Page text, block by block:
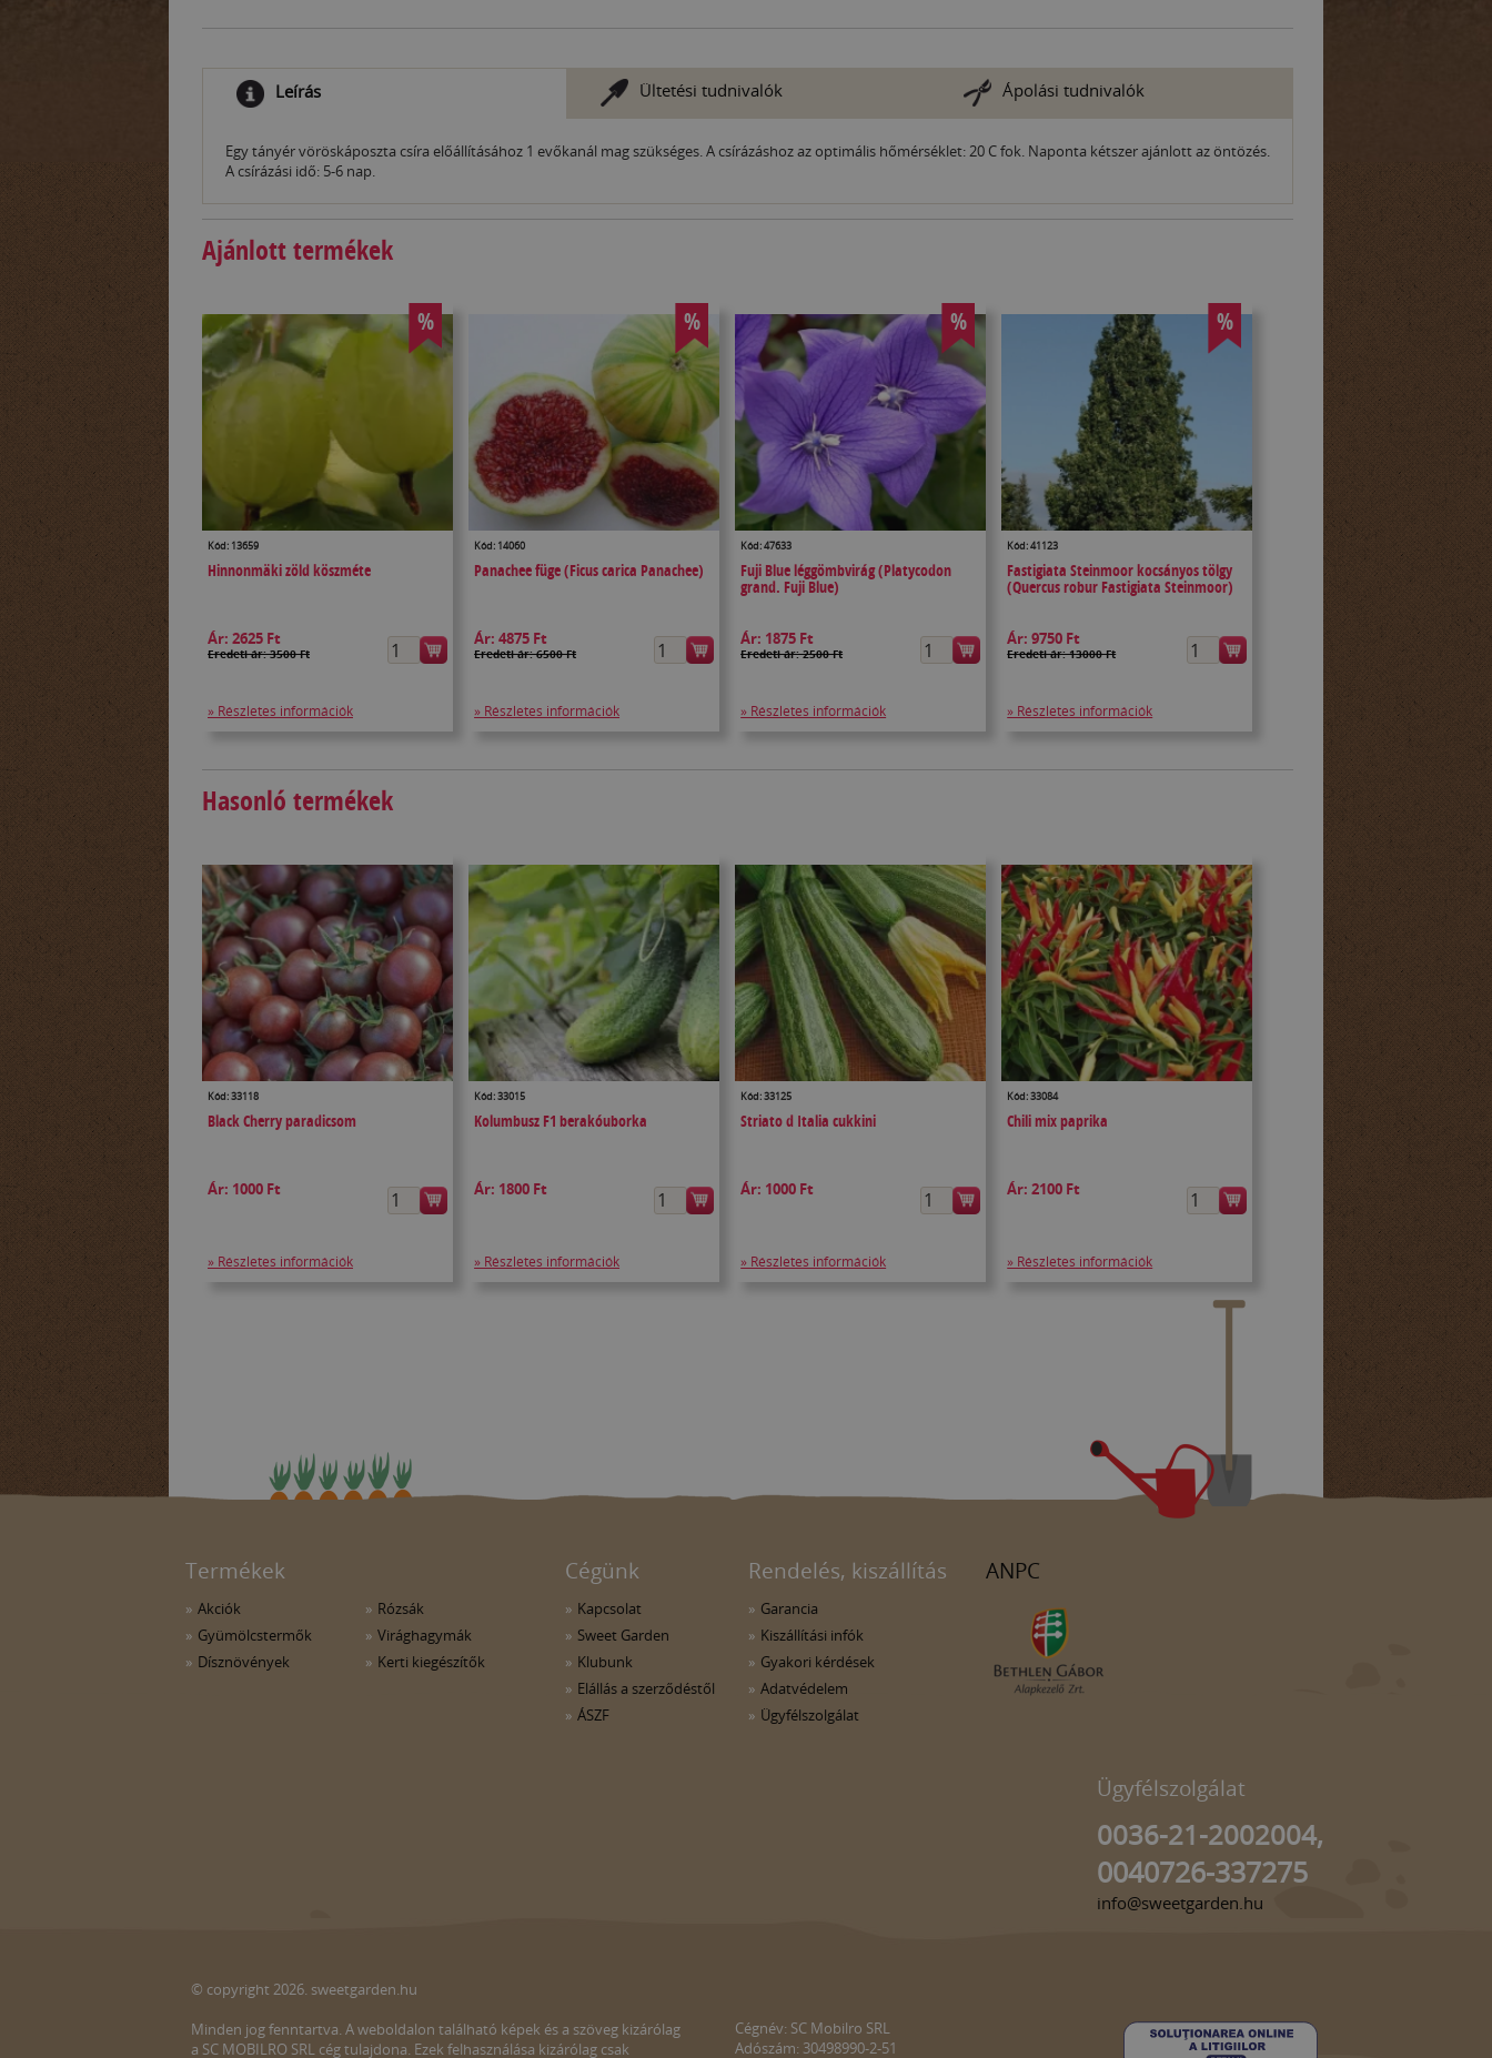
Leírás Ültetési tudnivalók Ápolási tudnivalók
Egy tányér vöröskáposzta csíra előállításához 1 evőkanál mag szükséges. A csírázáshoz az optimális hőmérséklet: 20 C fok. Naponta kétszer ajánlott az öntözés.
A csírázási idő: 5-6 nap.
Ajánlott termékek
%
Kód: 13659
Hinnonmäki zöld köszméte
Ár: 2625 Ft
Eredeti ár: 3500 Ft
» Részletes információk
%
Kód: 14060
Panachee füge (Ficus carica Panachee)
Ár:4875 Ft
Eredeti ár: 6500 Ft
» Részletes információk
%
Kód: 47633
Fuji Blue léggömbvirág (Platycodon
grand. Fuji Blue)
Ár: 1875 Ft
Eredeti ár: 2500 Ft
» Részletes információk
%
Kód: 41123
Fastigiata Steinmoor kocsányos tölgy
(Quercus robur Fastigiata Steinmoor)
Ár:9750 Ft
Eredeti ár: 13000 Ft
» Részletes információk
Hasonló termékek
Kód: 33118
Black Cherry paradicsom
Ár: 1000 Ft
» Részletes információk
Kód: 33015
Kolumbusz F1 berakóuborka
Ár: 1800 Ft
» Részletes információk
Kód: 33125
Striato d Italia cukkini
Ár: 1000 Ft
» Részletes információk
Kód: 33084
Chili mix paprika
Ár:2100 Ft
» Részletes információk
Termékek
Akciók
Gyümölcstermők
Dísznövények
Rózsák
Virághagymák
Kerti kiegészítők
Cégünk
Kapcsolat
Sweet Garden
Klubunk
Elállás a szerződéstől
ÁSZF
Rendelés, kiszállítás
Garancia
Kiszállítási infók
Gyakori kérdések
Adatvédelem
Ügyfélszolgálat
ANPC
Ügyfélszolgálat
0036-21-2002004,
0040726-337275
info@sweetgarden.hu
© copyright 2026. sweetgarden.hu
Minden jog fenntartva. A weboldalon található képek és a szöveg kizárólag
a SC MOBILRO SRL cég tulajdona. Ezek felhasználása kizárólag csak
Cégnév: SC Mobilro SRL
Adószám: 30498990-2-51